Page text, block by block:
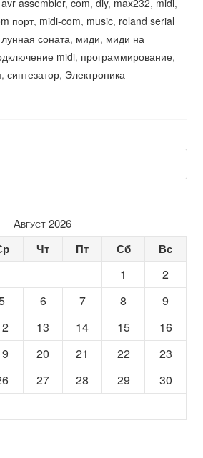
avr assembler,com,diy, max232, midi,
порт, midi-com, music, roland serial
лунная соната, миди, миди на
midi, программирование,
,синтезатор, Электроника
Август 2026
Чт Пт Сб Вс
1
2
6 7 8
9
13 14 15
16
20 21 22
23
27 28 29
30